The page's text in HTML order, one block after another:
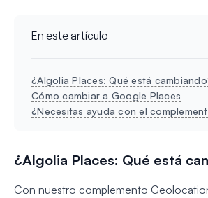
En este artículo
¿Algolia Places: Qué está
Cómo cambiar a Google Places
¿Necesitas ayuda con el
¿Algolia Places: Qué está
Con nuestro complemento